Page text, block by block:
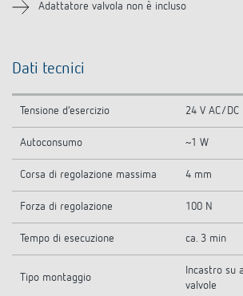
Adattatore valvola non è incluso
Dati tecnici
Tensione d’esercizio 24 V AC/DC
Autoconsumo ~1 W
Corsa di regolazione massima 4 mm
Forza di regolazione 100 N
Tempo di esecuzione ca. 3 min
Tipo montaggio
Incastro su
valvole